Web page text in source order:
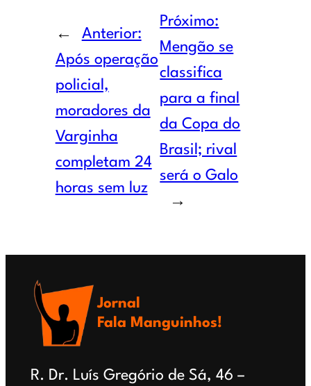
←
Anterior:
Após operação
policial,
moradores da
Varginha
completam 24
horas sem luz
Próximo:
Mengão se
classifica
para a final
da Copa do
Brasil; rival
será o Galo
→
Jornal
Fala Manguinhos!
R. Dr. Luís Gregório de Sá, 46 –